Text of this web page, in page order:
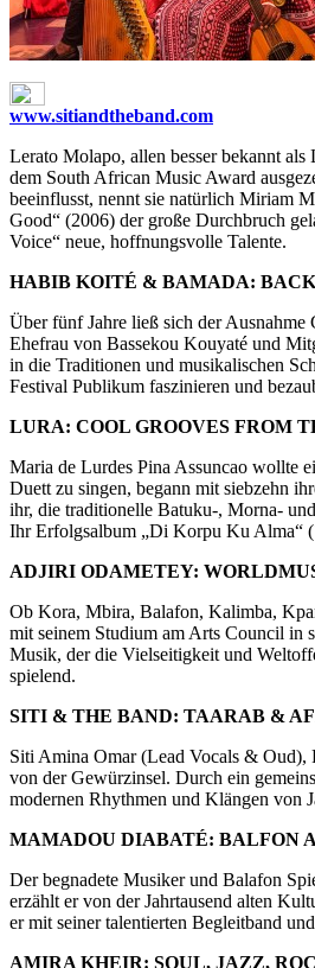
www.sitiandtheband.com
Lerato Molapo, allen besser bekannt
dem South African Music Award
beeinflusst, nennt sie natürlich Miriam
Good“ (2006) der große Durchbruch
Voice“ neue, hoffnungsvolle Talente.
HABIB KOITÉ & BAMADA:
Über fünf Jahre ließ sich der
Ehefrau von Bassekou Kouyaté und
in die Traditionen und musikalischen
Festival Publikum faszinieren und
LURA: COOL GROOVES FROM
Maria de Lurdes Pina Assuncao wollte
Duett zu singen, begann mit siebzehn
ihr, die traditionelle Batuku-, Morna-
Ihr Erfolgsalbum „Di Korpu Ku Alma“
ADJIRI ODAMETEY:
Ob Kora, Mbira, Balafon, Kalimba,
mit seinem Studium am Arts Council in
Musik, der die Vielseitigkeit und
spielend.
SITI & THE BAND: TAARAB &
Siti Amina Omar (Lead Vocals & Oud),
von der Gewürzinsel. Durch ein
modernen Rhythmen und Klängen von
MAMADOU DIABATÉ: BALFON
Der begnadete Musiker und Balafon
erzählt er von der Jahrtausend alten
er mit seiner talentierten Begleitband
AMIRA KHEIR: SOUL, JAZZ,